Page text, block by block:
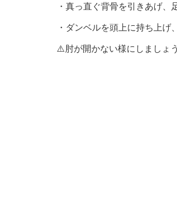
・真っ直ぐ背骨を引きあげ、
・ダンベルを頭上に持ち上
⚠️肘が開かない様にしましょ